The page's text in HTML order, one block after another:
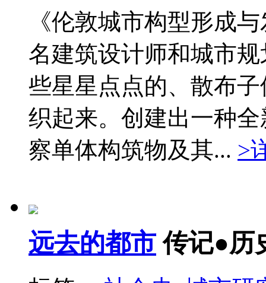
《伦敦城市构型形成
名建筑设计师和城市
些星星点点的、散布
织起来。创建出一种
察单体构筑物及其... >
远去的都市 传记●历